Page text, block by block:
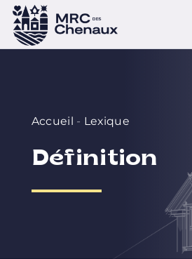
Accueil - Lexique
Définition